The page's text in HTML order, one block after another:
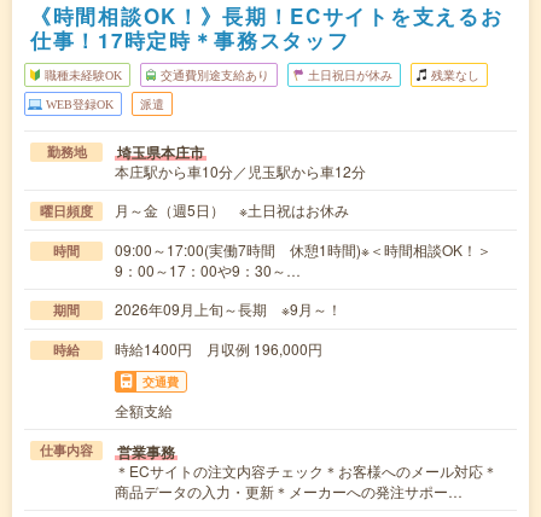
《時間相談OK！》長期！ECサイトを支えるお
仕事！17時定時＊事務スタッフ
職種未経験OK 交通費別途支給あり 土日祝日が休み 残業なし
WEB登録OK 派遣
勤務地 埼玉県本庄市
本庄駅から車10分／児玉駅から車12分
曜日頻度 月～金（週5日） ※土日祝はお休み
時間
09:00～17:00(実働7時間 休憩1時間)※＜時間相談OK！＞
9：00～17：00や9：30～…
期間 2026年09月上旬～長期 ※9月～！
時給 時給1400円 月収例 196,000円
交通費
全額支給
仕事内容 営業事務
＊ECサイトの注文内容チェック＊お客様へのメール対応＊
商品データの入力・更新＊メーカーへの発注サポー…